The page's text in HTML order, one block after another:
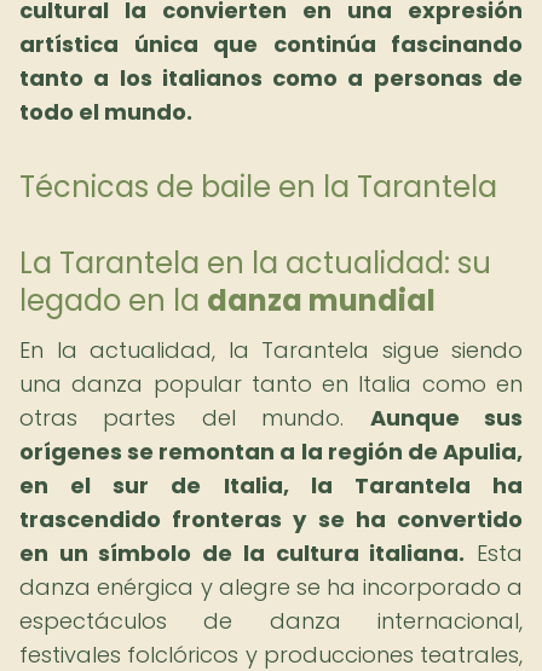
cultural la convierten en una expresión
artística única que continúa fascinando
tanto a los italianos como a personas de
todo el mundo.
Técnicas de baile en la Tarantela
La Tarantela en la actualidad: su
legado en la danza mundial
En la actualidad, la Tarantela sigue siendo
una danza popular tanto en Italia como en
otras partes del mundo. Aunque sus
orígenes se remontan a la región de Apulia,
en el sur de Italia, la Tarantela ha
trascendido fronteras y se ha convertido
en un símbolo de la cultura italiana. Esta
danza enérgica y alegre se ha incorporado a
espectáculos de danza internacional,
festivales folclóricos y producciones teatrales,